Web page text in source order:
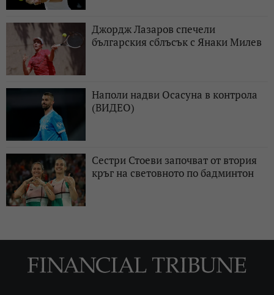
Джордж Лазаров спечели
българския сблъсък с Янаки Милев
Наполи надви Осасуна в контрола
(ВИДЕО)
Сестри Стоеви започват от втория
кръг на световното по бадминтон